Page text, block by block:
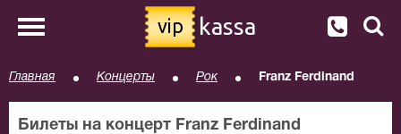
vip kassa
Главная Концерты Рок Franz Ferdinand
Билеты на концерт Franz Ferdinand